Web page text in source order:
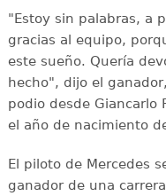
"Estoy sin palabras, a
gracias al equipo,
este sueño. Quería
hecho", dijo el
podio desde Giancarlo
el año de nacimiento
El piloto de Mercedes
ganador de una